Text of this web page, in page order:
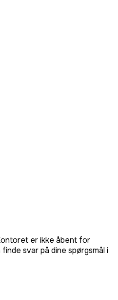
er ikke åbent for
svar på dine spørgsmål i